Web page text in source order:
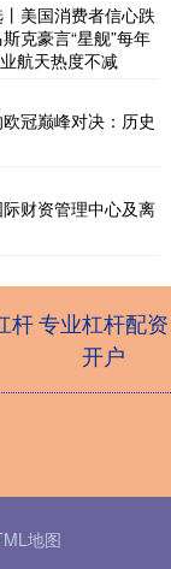
美国消费者信心跌
克豪言“星舰”每年
航天热度不减
冠巅峰对决：历史
财资管理中心及离
杆专业杠杆配资
开户
地图